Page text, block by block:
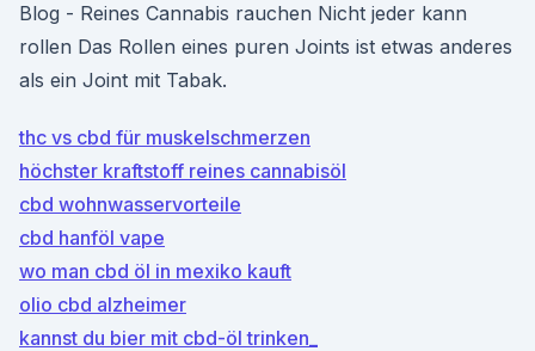
Blog - Reines Cannabis rauchen Nicht jeder kann
rollen Das Rollen eines puren Joints ist etwas anderes
als ein Joint mit Tabak.
thc vs cbd für muskelschmerzen
höchster kraftstoff reines cannabisöl
cbd wohnwasservorteile
cbd hanföl vape
wo man cbd öl in mexiko kauft
olio cbd alzheimer
kannst du bier mit cbd-öl trinken_